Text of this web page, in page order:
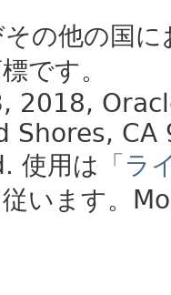
の他の国
です。
2018,
Shores, CA
使用は 「ラ
います。